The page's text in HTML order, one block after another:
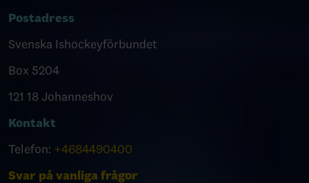
Postadress
Svenska Ishockeyförbundet
Box 5204
121 18 Johanneshov
Kontakt
Telefon: +4684490400
Svar på vanliga frågor